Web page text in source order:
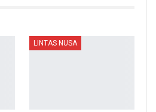
LINTAS NUSA